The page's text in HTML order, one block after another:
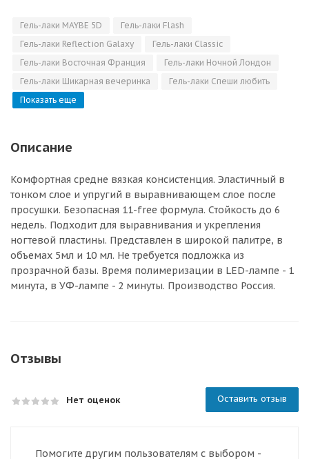
Гель-лаки MAYBE 5D
Гель-лаки Flash
Гель-лаки Reflection Galaxy
Гель-лаки Classic
Гель-лаки Восточная Франция
Гель-лаки Ночной Лондон
Гель-лаки Шикарная вечеринка
Гель-лаки Спеши любить
Показать еще
Описание
Комфортная средне вязкая консистенция. Эластичный в
тонком слое и упругий в выравнивающем слое после
просушки. Безопасная 11-free формула. Стойкость до 6
недель. Подходит для выравнивания и укрепления
ногтевой пластины. Представлен в широкой палитре, в
объемах 5мл и 10 мл. Не требуется подложка из
прозрачной базы. Время полимеризации в LED-лампе - 1
минута, в УФ-лампе - 2 минуты. Производство Россия.
Отзывы
Нет оценок Оставить отзыв
Помогите другим пользователям с выбором -